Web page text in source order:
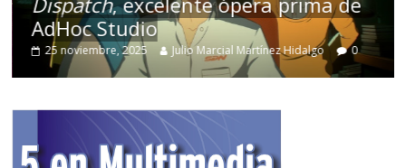
AdHoc Studio
25 noviembre, 2025 Julio Marcial Martínez Hidalgo 0